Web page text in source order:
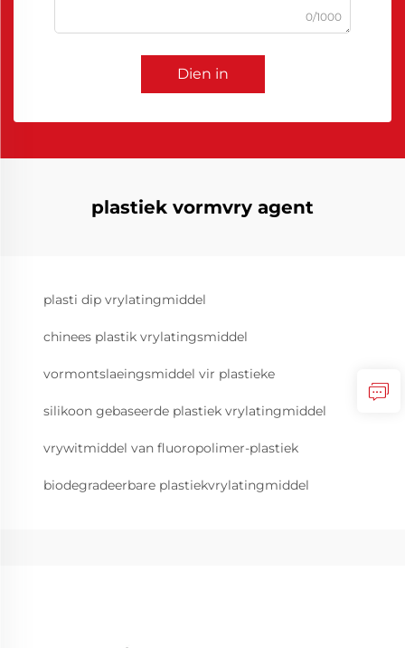
0/1000
Dien in
plastiek vormvry agent
plasti dip vrylatingmiddel
chinees plastik vrylatingsmiddel
vormontslaeingsmiddel vir plastieke
silikoon gebaseerde plastiek vrylatingmiddel
vrywitmiddel van fluoropolimer-plastiek
biodegradeerbare plastiekvrylatingmiddel